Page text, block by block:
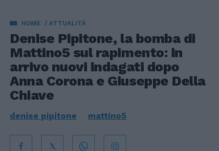
HOME ATTUALITÀ
Denise Pipitone, la bomba di
Mattino5 sul rapimento: in
arrivo nuovi indagati dopo
Anna Corona e Giuseppe Della
Chiave
denise pipitone mattino5